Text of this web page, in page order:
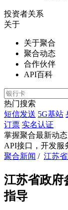
投资者关系
关于
关于聚合
聚合动态
合作伙伴
API百科
热门搜索
短信发送 5G基站
订票 实名认证
掌握聚合最新动态
API接口，开发服
聚合新闻 / 江苏
江苏省政府
指导